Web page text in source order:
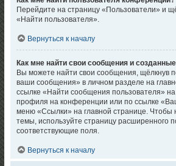
Перейдите на страницу «Пользователи» и
«Найти пользователя».
Вернуться к началу
Как мне найти свои сообщения и
Вы можете найти свои сообщения, щёлкнув
ваши сообщения» в личном разделе на
ссылке «Найти сообщения пользователя»
профиля на конференции или по ссылке
меню «Ссылки» на главной странице. Чтобы
темы, используйте страницу расширенного
соответствующие поля.
Вернуться к началу